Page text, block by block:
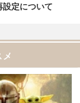
設定について
メ